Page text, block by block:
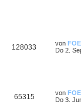
128033 von FOE
Do 2.
65315 von FOE
Do 3.